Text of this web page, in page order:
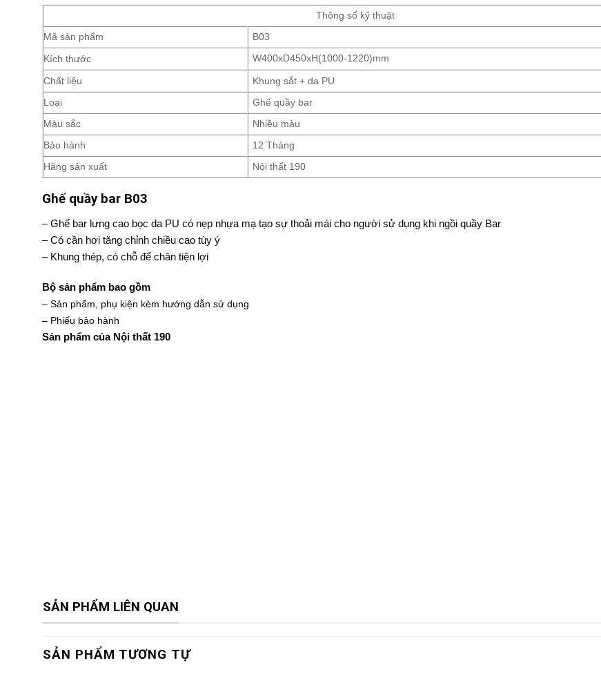
Thông số kỹ thuật
Mã sản phẩm B03
Kích thước W400xD450xH(1000-1220)mm
Chất liệu Khung sắt + da PU
Loại Ghế quầy bar
Màu sắc Nhiều màu
Bảo hành 12 Tháng
Hãng sản xuất Nội thất 190
Ghế quầy bar B03
– Ghế bar lưng cao bọc da PU có nẹp nhựa mạ tạo sự thoải mái cho người sử dụng khi ngồi quầy Bar
– Có cần hơi tăng chỉnh chiều cao tùy ý
– Khung thép, có chỗ để chân tiện lợi
Bộ sản phẩm bao gồm
– Sản phẩm, phụ kiện kèm hướng dẫn sử dụng
– Phiếu bảo hành
Sản phẩm của Nội thất 190
SẢN PHẨM LIÊN QUAN
SẢN PHẨM TƯƠNG TỰ